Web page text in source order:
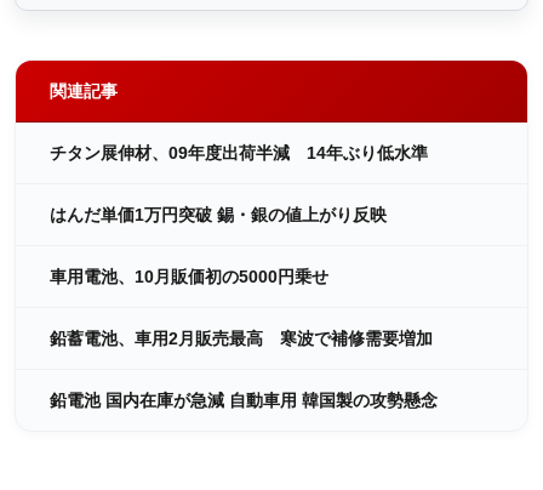
関連記事
チタン展伸材、09年度出荷半減 14年ぶり低水準
はんだ単価1万円突破 錫・銀の値上がり反映
車用電池、10月販価初の5000円乗せ
鉛蓄電池、車用2月販売最高 寒波で補修需要増加
鉛電池 国内在庫が急減 自動車用 韓国製の攻勢懸念